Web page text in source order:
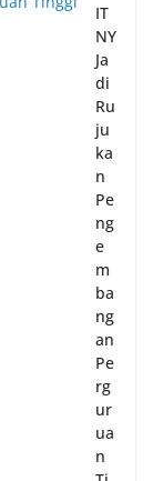
IT
NY
Ja
di
Ru
ju
ka
n
Pe
ng
e
m
ba
ng
an
Pe
rg
ur
ua
n